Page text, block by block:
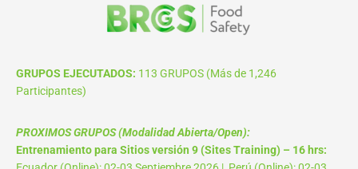
GRUPOS EJECUTADOS: 113 GRUPOS (Más de 1,246
Participantes)
PROXIMOS GRUPOS (Modalidad Abierta/Open):
Entrenamiento para Sitios versión 9 (Sites Training) – 16 hrs: